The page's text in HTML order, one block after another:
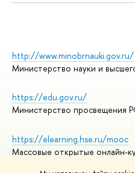
http://www.minobrnauki.gov.ru/
Министерство науки и
https://edu.gov.ru/
Министерство просвещения
https://elearning.hse.ru/mooc
Массовые открытые онлайн-